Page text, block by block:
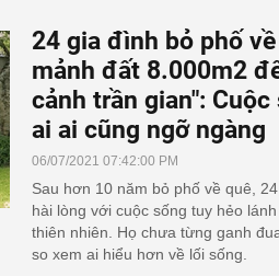
24 gia đình bỏ phố
mảnh đất 8.000m2
cảnh trần gian":
ai ai cũng ngỡ ngàng
06/07/2021 07:42:00 PM
Sau hơn 10 năm bỏ phố về quê,
hài lòng với cuộc sống tuy hẻo
thiên nhiên. Họ chưa từng ganh
so xem ai hiểu hơn về lối sống.